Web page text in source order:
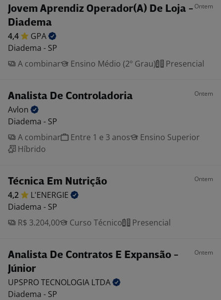
Jovem Aprendiz Operador(A) De Loja -
Diadema
Ontem
4,4
GPA
Diadema - SP
A combinar
Ensino Médio (2º Grau) Presencial
Analista De Controladoria Ontem
Avlon
Diadema - SP
A combinar
Entre 1 e 3 anos
Ensino Superior
Híbrido
Técnica Em Nutrição Ontem
4,2
L'ENERGIE
Diadema - SP
R$ 3.204,00
Curso Técnico Presencial
Analista De Contratos E Expansão -
Júnior
Ontem
UPSPRO TECNOLOGIA LTDA
Diadema - SP